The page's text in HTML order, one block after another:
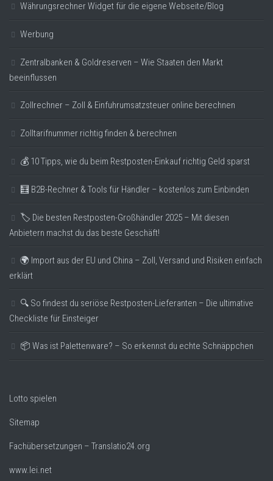
Währungsrechner Widget für die eigene Webseite/Blog
Werbung
Zentralbanken & Goldreserven – Wie Staaten den Markt
beeinflussen
Zollrechner – Zoll & Einfuhrumsatzsteuer online berechnen
Zolltarifnummer richtig finden & berechnen
💰 10 Tipps, wie du beim Restposten-Einkauf richtig Geld sparst
🧮 B2B-Rechner & Tools für Händler – kostenlos zum Einbinden
🏷️ Die besten Restposten-Großhändler 2025 – Mit diesen
Anbietern machst du das beste Geschäft!
🌍 Import aus der EU und China – Zoll, Versand und Risiken einfach
erklärt
🔍 So findest du seriöse Restposten-Lieferanten – Die ultimative
Checkliste für Einsteiger
📦 Was ist Palettenware? – So erkennst du echte Schnäppchen
Lotto spielen
Sitemap
Fachübersetzungen – Translatio24.org
www.lei.net